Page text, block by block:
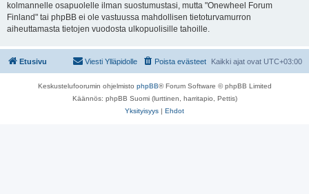
kolmannelle osapuolelle ilman suostumustasi, mutta "Onewheel Forum
Finland" tai phpBB ei ole vastuussa mahdollisen tietoturvamurron
aiheuttamasta tietojen vuodosta ulkopuolisille tahoille.
Etusivu Kaikki ajat ovat UTC+03:00
Poista evästeet
Viesti Ylläpidolle
Keskustelufoorumin ohjelmisto phpBB® Forum Software © phpBB Limited
Käännös: phpBB Suomi (lurttinen, harritapio, Pettis)
Yksityisyys | Ehdot